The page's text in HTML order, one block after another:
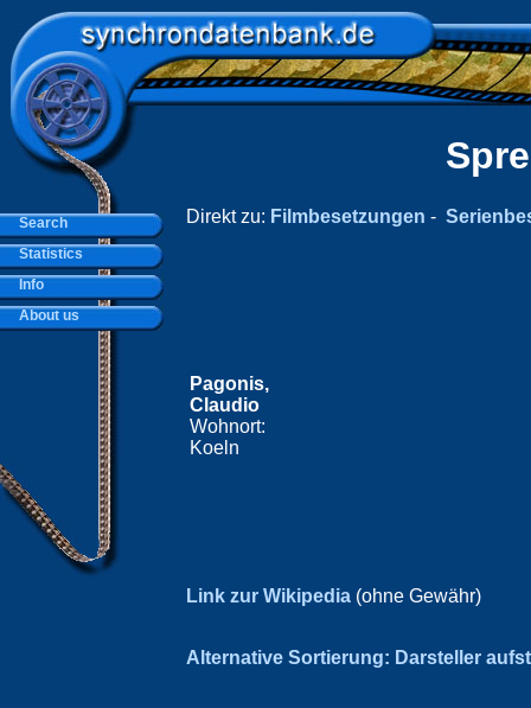
Direkt zu: Filmbesetzungen -
Pagonis,
Claudio
Wohnort:
Koeln
Link zur Wikipedia (ohne Gewähr)
Alternative Sortierung: Darsteller
Search
Statistics
Info
About us